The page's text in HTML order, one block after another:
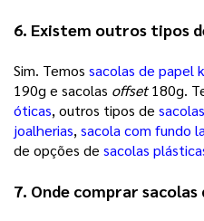
6. Existem outros tipos
Sim. Temos sacolas de papel
190g e sacolas offset 180g.
óticas, outros tipos de
joalherias, sacola com fundo
de opções de sacolas
7. Onde comprar